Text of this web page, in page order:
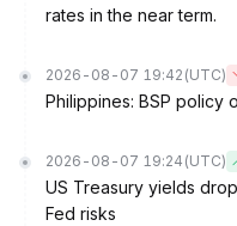
rates in the near term.
2026-08-07 19:42 (UTC)
Philippines: BSP policy
2026-08-07 19:24 (UTC)
US Treasury yields
Fed risks